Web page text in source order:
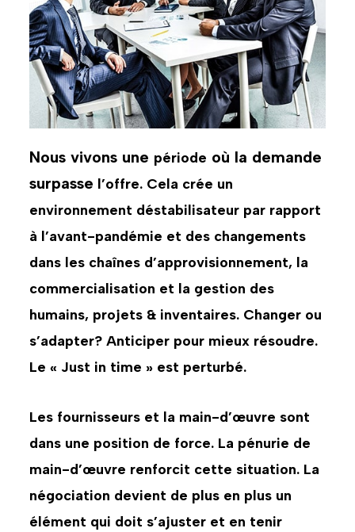
Nous vivons une période où la demande
surpasse l’offre. Cela crée un
environnement déstabilisateur par rapport
à l’avant-pandémie et des changements
dans les chaînes d’approvisionnement, la
commercialisation et la gestion des
humains, projets & inventaires. Changer ou
s’adapter? Anticiper pour mieux résoudre.
Le « Just in time » est perturbé.
Les fournisseurs et la main-d’œuvre sont
dans une position de force. La pénurie de
main-d’œuvre renforcit cette situation. La
négociation devient de plus en plus un
élément qui doit s’ajuster et en tenir